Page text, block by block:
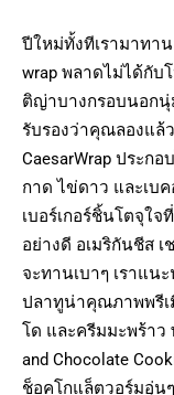
ปีใหม่ทั้งทีเรามาทา
wrap พลาดไม่ได้กับ
ติญ่าบางกรอบนอกนุ่
รับรองว่าคุณลองแล้
CaesarWrap ประก
กาด ไข่ดาว และเบค
เบอร์เกอร์ชิ้นโตจุใ
อย่างดี อเมริกันชีส
จะทานเบาๆ เราแนะ
ปลาทูน่าคุณภาพพรีเ
โด และครีมมะพร้าว
and Chocolate
ช็อคโกแล็ตวอร์มอุ่น